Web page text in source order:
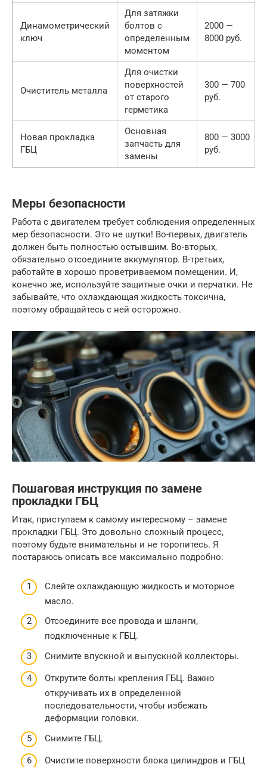
Динамометрический
ключ
Для затяжки
болтов с
определенным
моментом
2000 —
8000 руб.
Очиститель металла
Для очистки
поверхностей
от старого
герметика
300 — 700
руб.
Новая прокладка
ГБЦ
Основная
запчасть для
замены
800 — 3000
руб.
Меры безопасности
Работа с двигателем требует соблюдения определенных
мер безопасности. Это не шутки! Во-первых, двигатель
должен быть полностью остывшим. Во-вторых,
обязательно отсоедините аккумулятор. В-третьих,
работайте в хорошо проветриваемом помещении. И,
конечно же, используйте защитные очки и перчатки. Не
забывайте, что охлаждающая жидкость токсична,
поэтому обращайтесь с ней осторожно.
Пошаговая инструкция по замене
прокладки ГБЦ
Итак, приступаем к самому интересному – замене
прокладки ГБЦ. Это довольно сложный процесс,
поэтому будьте внимательны и не торопитесь. Я
постараюсь описать все максимально подробно:
Слейте охлаждающую жидкость и моторное
масло.
Отсоедините все провода и шланги,
подключенные к ГБЦ.
Снимите впускной и выпускной коллекторы.
Открутите болты крепления ГБЦ. Важно
откручивать их в определенной
последовательности, чтобы избежать
деформации головки.
Снимите ГБЦ.
Очистите поверхности блока цилиндров и ГБЦ